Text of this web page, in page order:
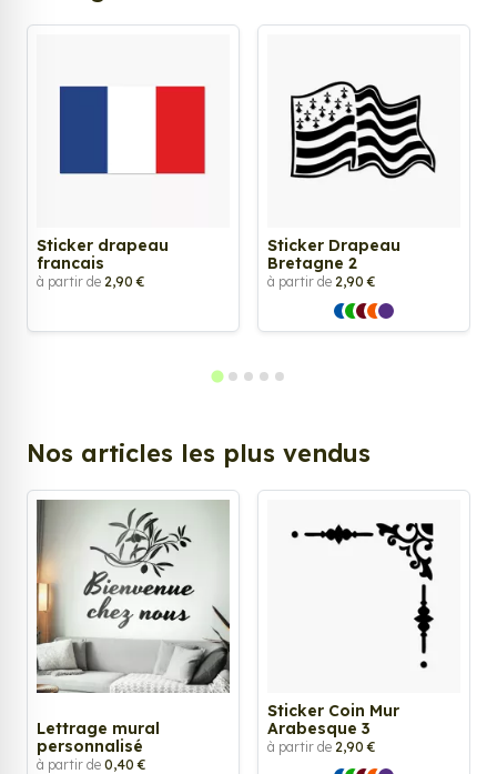
Sticker drapeau
francais
à partir de 2,90 €
Sticker Drapeau
Bretagne 2
à partir de 2,90 €
Nos articles les plus vendus
Lettrage mural
personnalisé
à partir de 0,40 €
Sticker Coin Mur
Arabesque 3
à partir de 2,90 €